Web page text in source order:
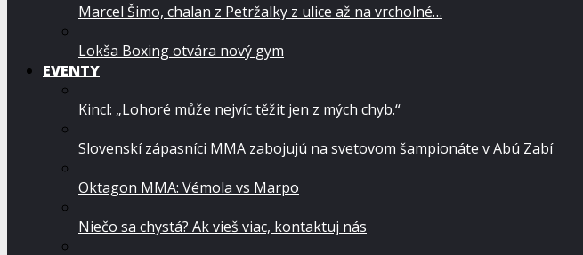
Marcel Šimo, chalan z Petržalky z ulice až na vrcholné…
Lokša Boxing otvára nový gym
EVENTY
Kincl: „Lohoré může nejvíc těžit jen z mých chyb.“
Slovenskí zápasníci MMA zabojujú na svetovom šampionáte v Abú Zabí
Oktagon MMA: Vémola vs Marpo
Niečo sa chystá? Ak vieš viac, kontaktuj nás